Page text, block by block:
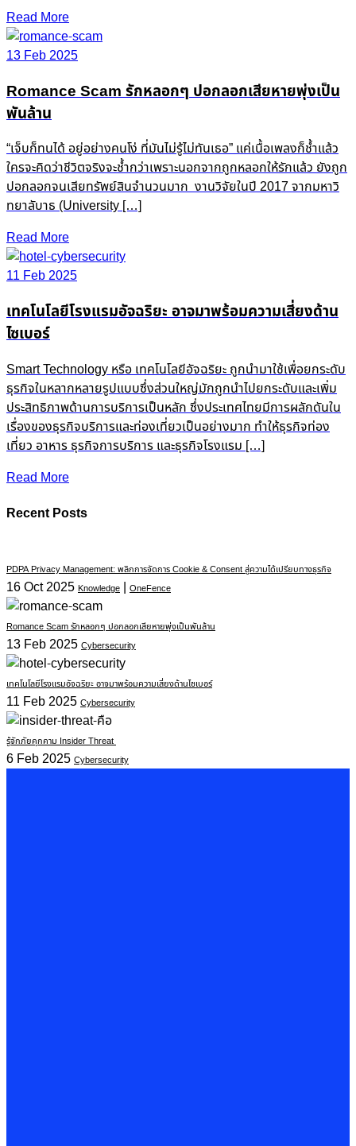
Read More
13 Feb 2025
Romance Scam รักหลอกๆ ปอกลอกเสียหายพุ่งเป็น
พันล้าน
“เจ็บก็ทนได้ อยู่อย่างคนโง่ ที่มันไม่รู้ไม่ทันเธอ” แค่เนื้อเพลงก็ช้ำแล้ว
ใครจะคิดว่าชีวิตจริงจะช้ำกว่าเพราะนอกจากถูกหลอกให้รักแล้ว ยังถูก
ปอกลอกจนเสียทรัพย์สินจำนวนมาก งานวิจัยในปี 2017 จากมหาวิ
ทยาลับาธ (University […]
Read More
11 Feb 2025
เทคโนโลยีโรงแรมอัจฉริยะ อาจมาพร้อมความเสี่ยงด้าน
ไซเบอร์
Smart Technology หรือ เทคโนโลยีอัจฉริยะ ถูกนำมาใช้เพื่อยกระดับ
ธุรกิจในหลากหลายรูปแบบซึ่งส่วนใหญ่มักถูกนำไปยกระดับและเพิ่ม
ประสิทธิภาพด้านการบริการเป็นหลัก ซึ่งประเทศไทยมีการผลักดันใน
เรื่องของธุรกิจบริการและท่องเที่ยวเป็นอย่างมาก ทำให้ธุรกิจท่อง
เที่ยว อาหาร ธุรกิจการบริการ และธุรกิจโรงแรม […]
Read More
Recent Posts
PDPA Privacy Management: พลิกการจัดการ Cookie & Consent สู่ความได้เปรียบทางธุรกิจ
16 Oct 2025 Knowledge | OneFence
Romance Scam รักหลอกๆ ปอกลอกเสียหายพุ่งเป็นพันล้าน
13 Feb 2025 Cybersecurity
เทคโนโลยีโรงแรมอัจฉริยะ อาจมาพร้อมความเสี่ยงด้านไซเบอร์
11 Feb 2025 Cybersecurity
รู้จักภัยคุกคาม Insider Threat
6 Feb 2025 Cybersecurity